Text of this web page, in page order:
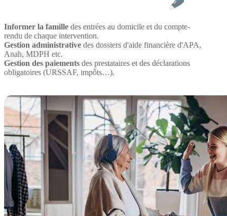
Informer la famille des entrées au domicile et du compte-
rendu de chaque intervention.
Gestion administrative des dossiers d'aide financière d'APA,
Anah, MDPH etc.
Gestion des paiements des prestataires et des déclarations
obligatoires (URSSAF, impôts…).